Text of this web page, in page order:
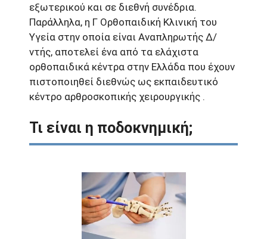
εξωτερικού και σε διεθνή συνέδρια.
Παράλληλα, η Γ Ορθοπαιδική Κλινική του
Υγεία στην οποία είναι Αναπληρωτής Δ/
ντής, αποτελεί ένα από τα ελάχιστα
ορθοπαιδικά κέντρα στην Ελλάδα που έχουν
πιστοποιηθεί διεθνώς ως εκπαιδευτικό
κέντρο αρθροσκοπικής χειρουργικής .
Τι είναι η ποδοκνημική;